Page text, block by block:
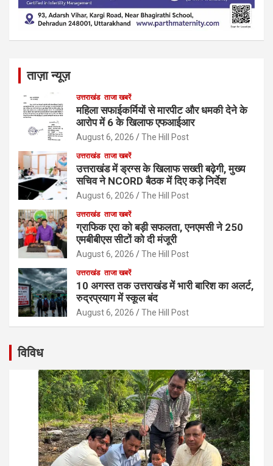
ताज़ा न्यूज़
उत्तराखंड ताजा खबरें
महिला सफाईकर्मियों से मारपीट और धमकी देने के
आरोप में 6 के खिलाफ एफआईआर
August 6, 2026 The Hill Post
उत्तराखंड ताजा खबरें
उत्तराखंड में ड्रग्स के खिलाफ सख्ती बढ़ेगी, मुख्य
सचिव ने NCORD बैठक में दिए कड़े निर्देश
August 6, 2026 The Hill Post
उत्तराखंड ताजा खबरें
ग्राफिक एरा को बड़ी सफलता, एनएमसी ने 250
एमबीबीएस सीटों को दी मंजूरी
August 6, 2026 The Hill Post
उत्तराखंड ताजा खबरें
10 अगस्त तक उत्तराखंड में भारी बारिश का अलर्ट,
रुद्रप्रयाग में स्कूल बंद
August 6, 2026 The Hill Post
विविध